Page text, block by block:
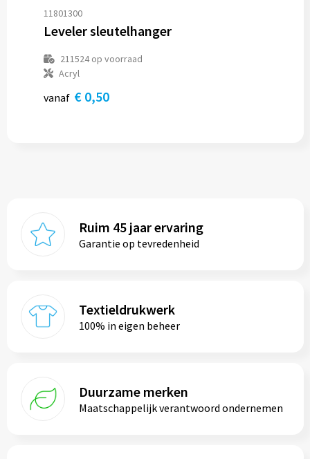
11801300
Leveler sleutelhanger
211524op voorraad
Acryl
vanaf € 0,50
Ruim 45 jaar ervaring
Garantie op tevredenheid
Textieldrukwerk
100% in eigen beheer
Duurzame merken
Maatschappelijk verantwoord ondernemen